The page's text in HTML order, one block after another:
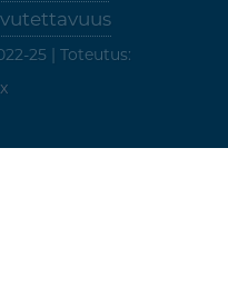
25 | Toteutus: